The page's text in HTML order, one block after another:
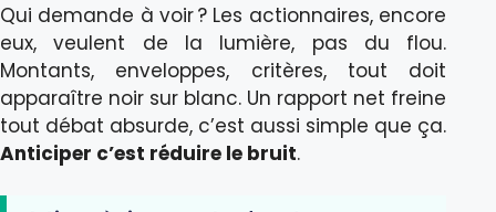
Qui demande à voir ? Les actionnaires, encore
eux, veulent de la lumière, pas du flou.
Montants, enveloppes, critères, tout doit
apparaître noir sur blanc. Un rapport net freine
tout débat absurde, c’est aussi simple que ça.
Anticiper c’est réduire le bruit.